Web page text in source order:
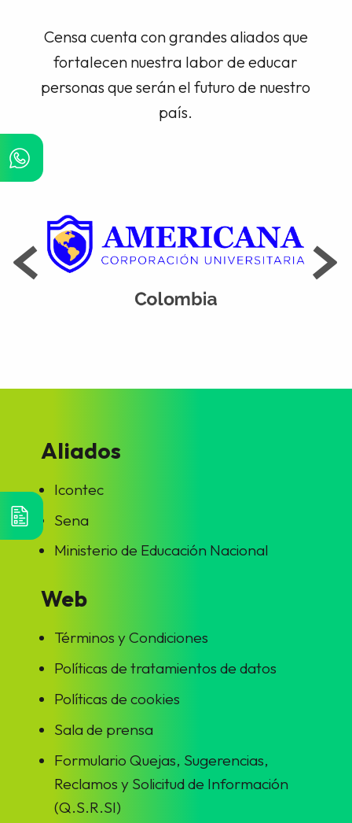
Censa cuenta con grandes aliados que
fortalecen nuestra labor de educar
personas que serán el futuro de nuestro
país.
Aliados
Icontec
Sena
Ministerio de Educación Nacional
Web
Términos y Condiciones
Políticas de tratamientos de datos
Políticas de cookies
Sala de prensa
Formulario Quejas, Sugerencias,
Reclamos y Solicitud de Información
(Q.S.R.SI)